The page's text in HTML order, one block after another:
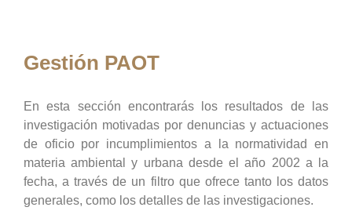
Gestión PAOT
En esta sección encontrarás los resultados de las
investigación motivadas por denuncias y actuaciones
de oficio por incumplimientos a la normatividad en
materia ambiental y urbana desde el año 2002 a la
fecha, a través de un filtro que ofrece tanto los datos
generales, como los detalles de las investigaciones.